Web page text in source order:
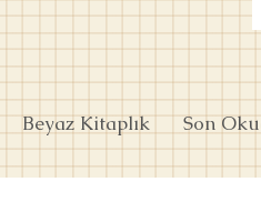
Beyaz Kitaplık Son